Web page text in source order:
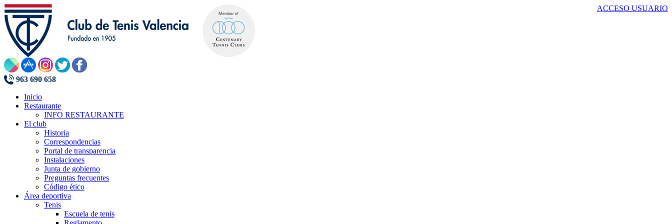
ACCESO USUARIO
963 690 658
Inicio
Restaurante
INFO RESTAURANTE
El club
Historia
Correspondencias
Portal de transparencia
Instalaciones
Junta de gobierno
Preguntas frecuentes
Código ético
Área deportiva
Tenis
Escuela de tenis